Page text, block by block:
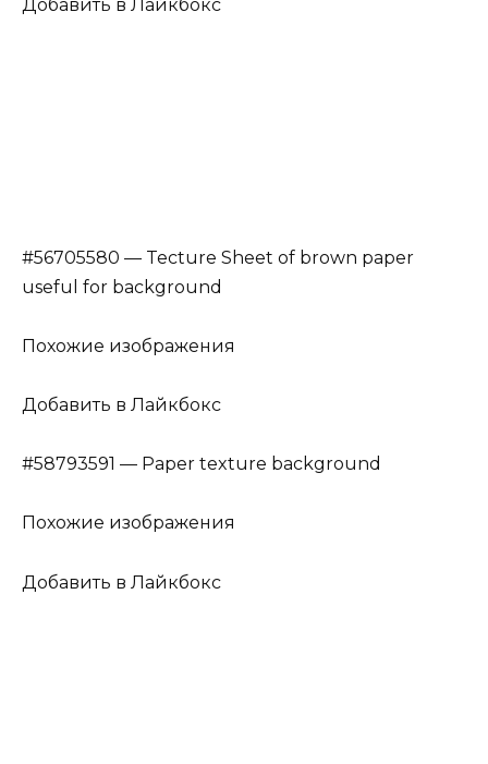
Добавить в Лайкбокс
#56705580 — Tecture Sheet of brown paper
useful for background
Похожие изображения
Добавить в Лайкбокс
#58793591 — Paper texture background
Похожие изображения
Добавить в Лайкбокс